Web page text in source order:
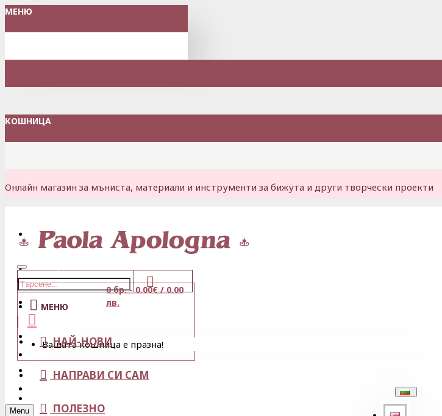
МЕНЮ
КОШНИЦА
Онлайн магазин за мъниста, материали и инструменти за бижута и други творчески
Вход
Магазини
Любими
0 бр. - 0.00€ / 0.00
лв.
Вашата кошница е празна!
МЕНЮ
НАЙ-НОВИ
НАПРАВИ СИ САМ
ПОЛЕЗНО
Menu